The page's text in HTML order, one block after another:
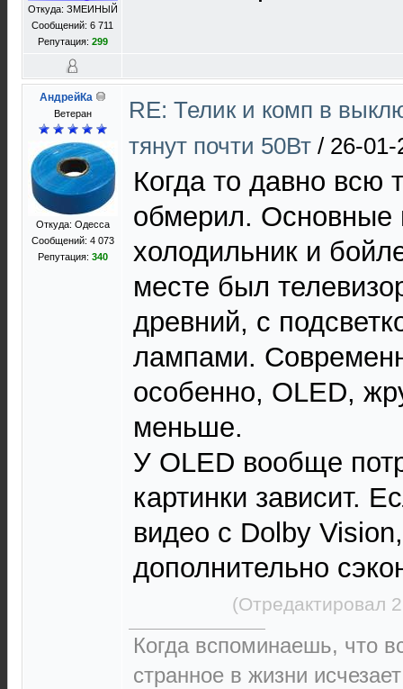
Откуда: ЗМЕИНЫЙ
Сообщений: 6 711
Репутация: 299
АндрейКа
Ветеран
Откуда: Одесса
Сообщений: 4 073
Репутация: 340
RE: Телик и комп в
тянут почти 50Вт / 26-01-
Когда то давно всю
обмерил. Основные
холодильник и
месте был
древний, с
лампами.
особенно, OLED,
меньше.
У OLED вообще
картинки зависит.
видео с Dolby
дополнительно
(Отредактировал
Когда вспоминаешь, что
странное в жизни